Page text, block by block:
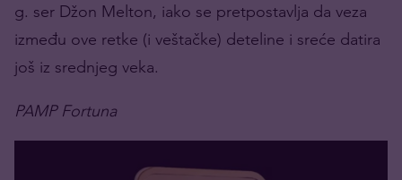
g. ser Džon Melton, iako se pretpostavlja da veza
između ove retke (i veštačke) deteline i sreće datira
još iz srednjeg veka.
PAMP Fortuna